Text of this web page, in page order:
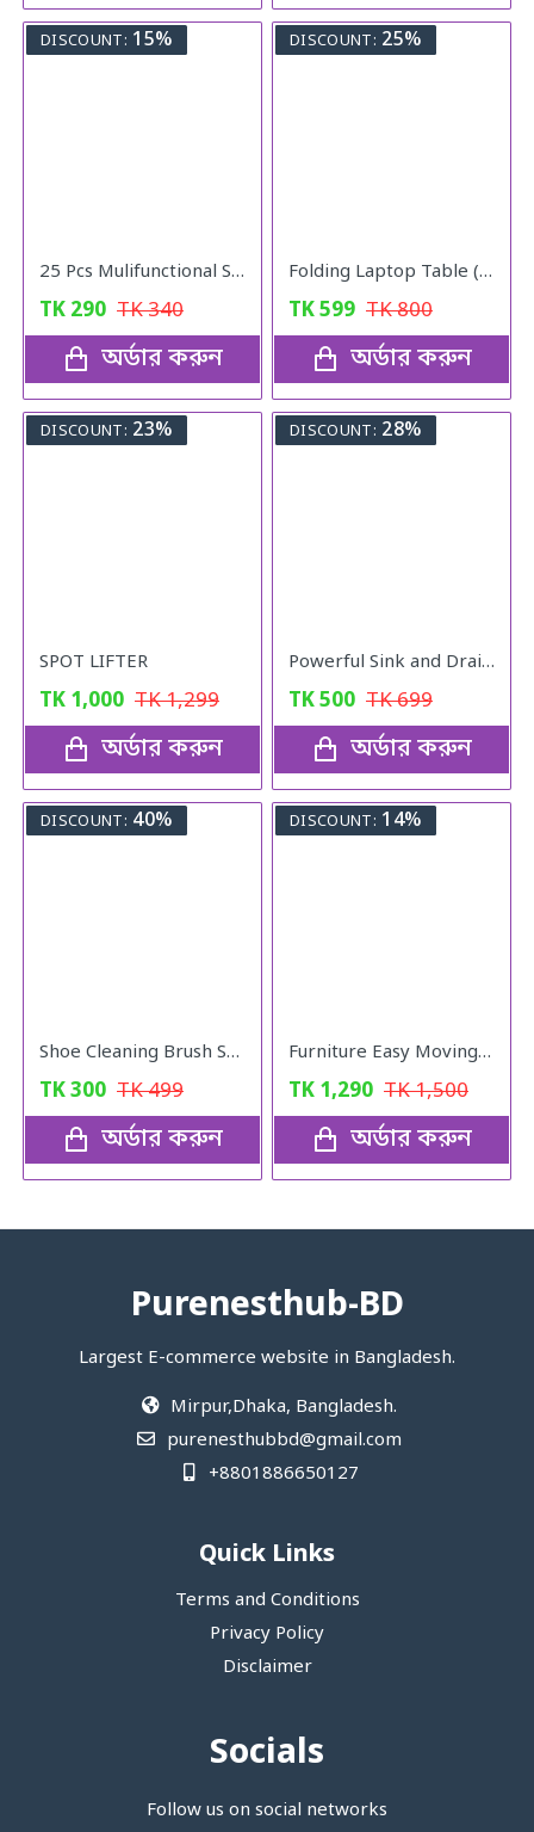
DISCOUNT: 15%
25 Pcs Mulifunctional Sunshade "Net Fixing Clip"
TK 290 TK340
অর্ডার করুন
DISCOUNT: 25%
Folding Laptop Table (Black)
TK599 TK800
অর্ডার করুন
DISCOUNT: 23%
SPOT LIFTER
TK 1,000 TK1,299
অর্ডার করুন
DISCOUNT: 28%
Powerful Sink and Drain Cleaner - Portable Powder Cleaning Agent for Kitchen, Toilet, and Washroom Pipe Unblocker
TK500 TK699
অর্ডার করুন
DISCOUNT: 40%
Shoe Cleaning Brush Suede Leather Nubuck Shoes Boot Cleaner
TK300 TK499
অর্ডার করুন
DISCOUNT: 14%
Furniture Easy Moving Tool Set, Heavy Furniture Moving & Lifting System
TK 1,290 TK1,500
অর্ডার করুন
Purenesthub-BD
Largest E-commerce website in Bangladesh.
Mirpur,Dhaka, Bangladesh.
purenesthubbd@gmail.com
+8801886650127
Quick Links
Terms and Conditions
Privacy Policy
Disclaimer
Socials
Follow us on social networks